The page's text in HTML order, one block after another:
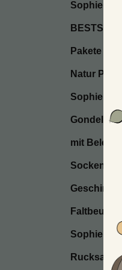
Sophie’s
Pakete
Natur
Sophie’s
Gondel
mit
Socken
Faltbeutel
Sophie’s